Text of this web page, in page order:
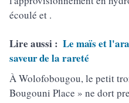
écoulé et .
Lire aussi : Le maïs et
saveur de la rareté
À Wolofobougou, le petit
Bougouni Place » ne dort